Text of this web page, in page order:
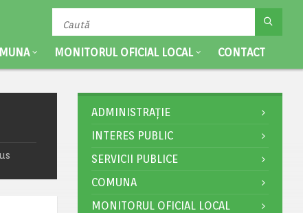
MONITORUL OFICIAL LOCAL CONTACT
ADMINISTRAȚIE
INTERES PUBLIC
SERVICII PUBLICE
COMUNA
MONITORUL OFICIAL LOCAL